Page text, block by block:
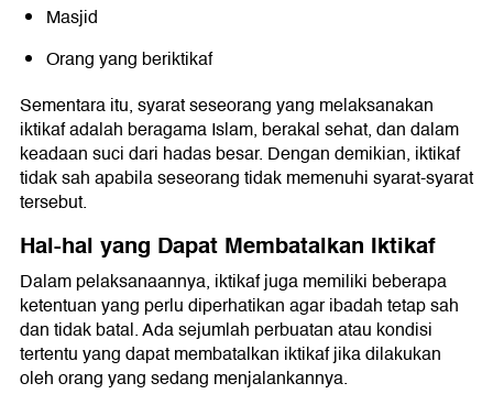
Masjid
Orang yang beriktikaf
Sementara itu, syarat seseorang yang melaksanakan
iktikaf adalah beragama Islam, berakal sehat, dan dalam
keadaan suci dari hadas besar. Dengan demikian, iktikaf
tidak sah apabila seseorang tidak memenuhi syarat-syarat
tersebut.
Hal-hal yang Dapat Membatalkan Iktikaf
Dalam pelaksanaannya, iktikaf juga memiliki beberapa
ketentuan yang perlu diperhatikan agar ibadah tetap sah
dan tidak batal. Ada sejumlah perbuatan atau kondisi
tertentu yang dapat membatalkan iktikaf jika dilakukan
oleh orang yang sedang menjalankannya.